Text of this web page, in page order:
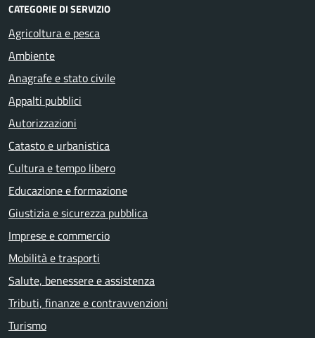
CATEGORIE DI SERVIZIO
Agricoltura e pesca
Ambiente
Anagrafe e stato civile
Appalti pubblici
Autorizzazioni
Catasto e urbanistica
Cultura e tempo libero
Educazione e formazione
Giustizia e sicurezza pubblica
Imprese e commercio
Mobilità e trasporti
Salute, benessere e assistenza
Tributi, finanze e contravvenzioni
Turismo